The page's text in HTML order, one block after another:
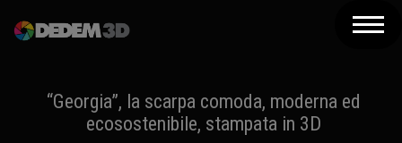
Prodotti
Soluzioni 3D
“Georgia”, la scarpa comoda, moderna ed
ecosostenibile, stampata in 3D